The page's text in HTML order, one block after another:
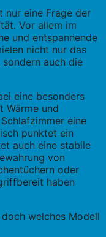
nur eine Frage der
Vor allem im
und entspannende
nicht nur das
auch die
eine besonders
Wärme und
eine
punktet ein
auch eine stabile
von
oder
haben
welches Modell